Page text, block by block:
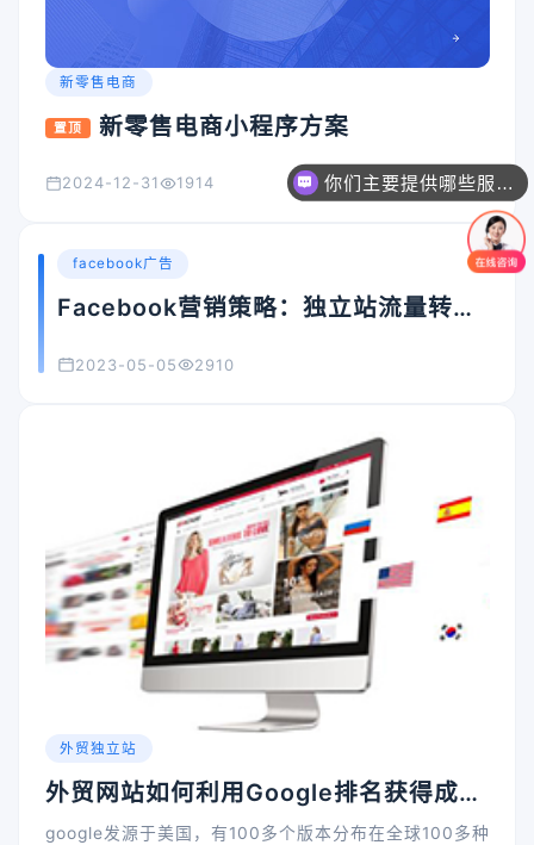
新零售电商
置顶 新零售电商小程序方案
2024-12-31 1914
facebook广告
Facebook营销策略：独立站流量转化
2023-05-05 2910
外贸独立站
外贸网站如何利用Google排名获得成
功？
google发源于美国，有100多个版本分布在全球100多种
你们主要提供哪些服务？可以根据需求定制吗？